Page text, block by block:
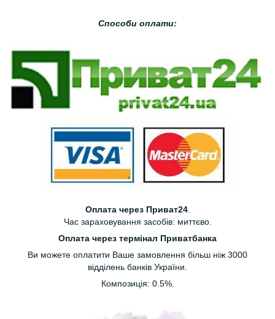
Способи оплати:
Оплата через Приват24.
Час зараховування засобів: миттєво.
Оплата через термінал Приватбанка
Ви можете оплатити Ваше замовлення більш ніж 3000
відділень банків України.
Композиція: 0.5%.